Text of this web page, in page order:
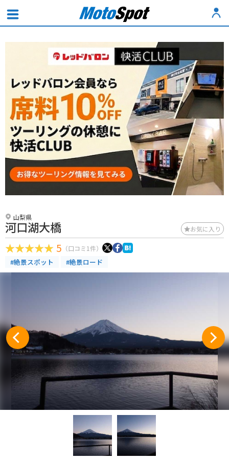
山梨県
河口湖大橋 お気に入り
5 （口コミ1件）
#絶景スポット #絶景ロード